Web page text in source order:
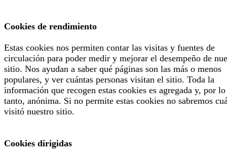
Cookies de rendimiento
Estas cookies nos permiten contar las visitas y fuentes de
circulación para poder medir y mejorar el desempeño de
sitio. Nos ayudan a saber qué páginas son las más o menos
populares, y ver cuántas personas visitan el sitio. Toda la
información que recogen estas cookies es agregada y, por lo
tanto, anónima. Si no permite estas cookies no sabremos
visitó nuestro sitio.
Cookies dirigidas